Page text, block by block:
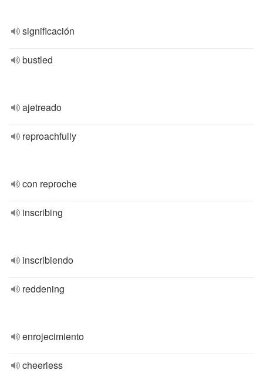
significación
bustled
ajetreado
reproachfully
con reproche
inscribing
inscribiendo
reddening
enrojecimiento
cheerless